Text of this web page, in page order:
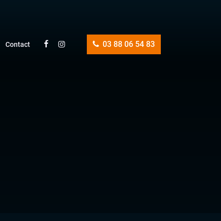
03 88 06 54 83
Contact